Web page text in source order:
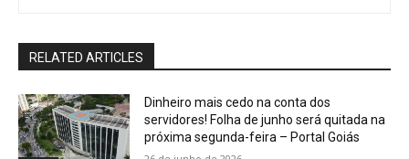
RELATED ARTICLES
Dinheiro mais cedo na conta dos
servidores! Folha de junho será quitada na
próxima segunda-feira – Portal Goiás